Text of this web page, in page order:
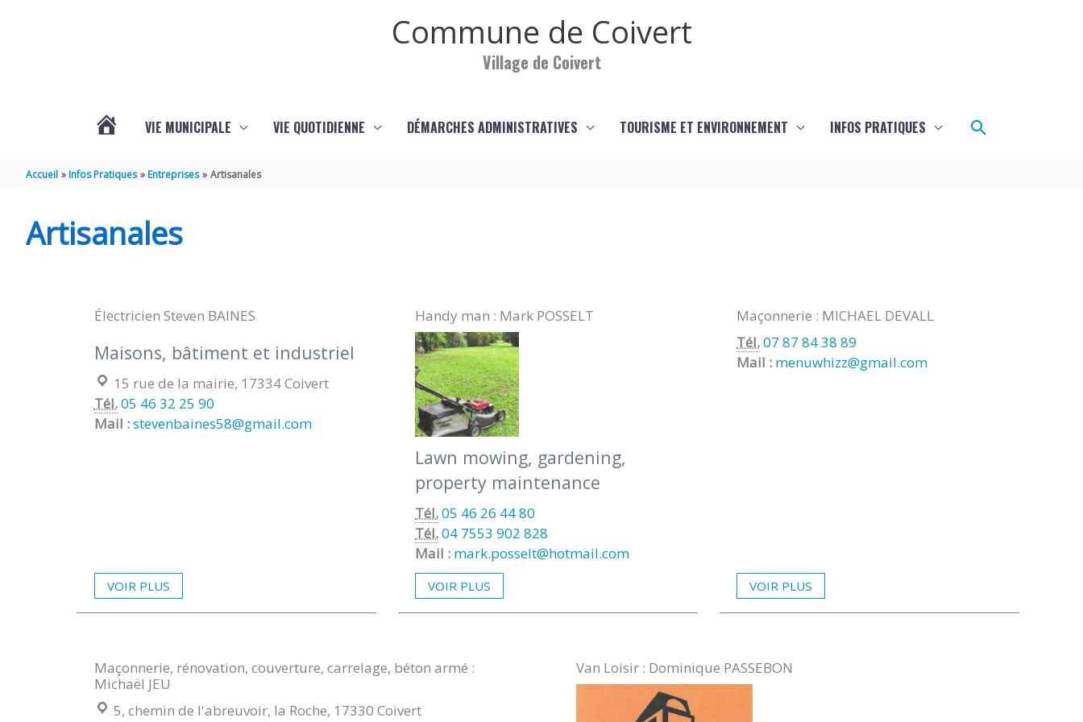
Commune de Coivert
Village de Coivert
VIE MUNICIPALE VIE QUOTIDIENNE DÉMARCHES ADMINISTRATIVES TOURISME ET ENVIRONNEMENT INFOS PRATIQUES Rechercher
Accueil Infos Pratiques Entreprises Artisanales
Artisanales
Électricien Steven BAINES
Maisons, bâtiment et industriel
Localisation :
15 rue de la mairie, 17334 Coivert
Tél.05 46 32 25 90
Mail :stevenbaines58@gmail.com
VOIR PLUS
Handy man : Mark POSSELT
Lawn mowing, gardening,
property maintenance
Tél.05 46 26 44 80
Tél.04 7553 902 828
Mail : mark.posselt@hotmail.com
VOIR PLUS
Maçonnerie : MICHAEL DEVALL
Tél.07 87 84 38 89
Mail : menuwhizz@gmail.com
VOIR PLUS
Maçonnerie, rénovation, couverture, carrelage, béton armé :
Michaël JEU
Localisation :
5, chemin de l'abreuvoir, la Roche, 17330 Coivert
Van Loisir : Dominique PASSEBON